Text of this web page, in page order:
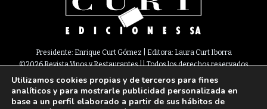
Presidente: Enrique Curt Gómez | Editora: Laura Curt Iborra
©2026 Revista Vinos y Restaurantes || Todos los derechos reservados
Newsletter Nota legal Política de Cookies Suscripción
Contacto
Paseo de Gracia, 63. 1º 2ª. 08008 Barcelona |933 180 101¦ Fax 933 183 505
Utilizamos cookies propias y de terceros para fines
analíticos y para mostrarle publicidad personalizada en
base a un perfil elaborado a partir de sus hábitos de